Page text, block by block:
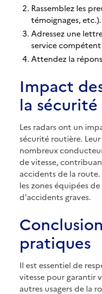
Rassemblez les
témoignages, etc.).
Adressez une
service
Attendez la
Impact
la
Les radars ont un
sécurité routière.
nombreux
de vitesse,
accidents de la
les zones équipées
d'accidents graves.
pratiques
Il est essentiel de
vitesse pour garantir
autres usagers de la